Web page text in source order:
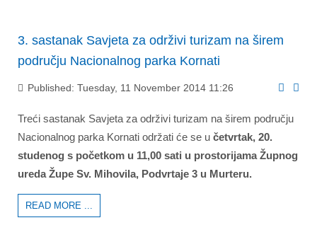
3. sastanak Savjeta za održivi turizam na širem
području Nacionalnog parka Kornati
Published: Tuesday, 11 November 2014 11:26
Treći sastanak Savjeta za održivi turizam na širem području
Nacionalnog parka Kornati održati će se u četvrtak, 20.
studenog s početkom u 11,00 sati u prostorijama Župnog
ureda Župe Sv. Mihovila, Podvrtaje 3 u Murteru.
READ MORE ...